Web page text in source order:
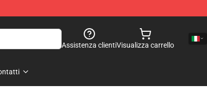
Assistenza clientiVisualizza carrello